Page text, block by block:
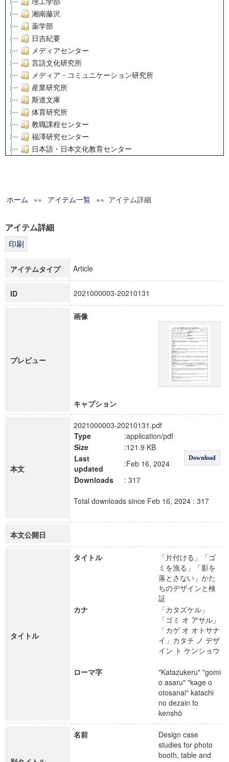
湘南藤沢
薬学部
日吉紀要
メディアセンター
言語文化研究所
メディア・コミュニケーション研究所
産業研究所
斯道文庫
体育研究所
教職課程センター
福澤研究センター
日本語・日本文化教育センター
グローバルリサーチインスティテュート
科学研究費補助金研究成果報告書
博士課程教育リーディングプログラム「超成熟社会発展のサ
ホーム »» アイテム一覧 »» アイテム詳細
アイテム詳細
アイテムタイプ Article
ID 2021000003-20210131
プレビュー
画像
キャプション
本文
2021000003-20210131.pdf
Type
:application/pdf
Download
Size
:121.9 KB
Last
updated
:Feb 16, 2024
Downloads
: 317
Total downloads since Feb 16, 2024 : 317
本文公開日
タイトル
タイトル
「片付ける」「ゴ
ミを漁る」「影を
落とさない」かた
ちのデザインと検
証
カナ
「カタズケル」
「ゴミ オ アサル」
「カゲ オ オトサナ
イ」カタチ ノ デザ
イン ト ケンショウ
ローマ字
"Katazukeru" "gomi
o asaru" "kage o
otosanai" katachi
no dezain to
kenshō
名前
Design case
studies for photo
booth, table and